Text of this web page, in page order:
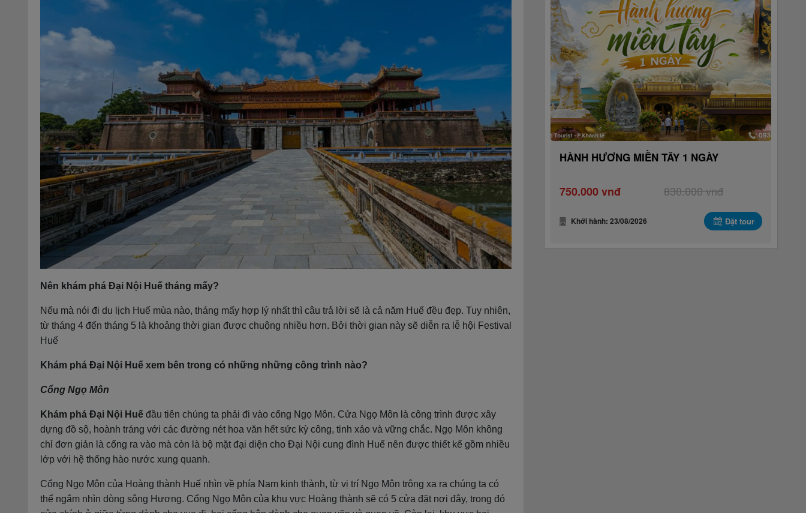
Nên khám phá Đại Nội Huế tháng mấy?
Nếu mà nói đi du lịch Huế mùa nào, tháng mấy hợp lý nhất thì câu trả lời sẽ là cả năm Huế đều đẹp. Tuy nhiên,
từ tháng 4 đến tháng 5 là khoảng thời gian được chuộng nhiều hơn. Bởi thời gian này sẽ diễn ra lễ hội Festival
Huế
Khám phá Đại Nội Huế xem bên trong có những những công trình nào?
Cổng Ngọ Môn
Khám phá Đại Nội Huế đầu tiên chúng ta phải đi vào cổng Ngọ Môn. Cửa Ngọ Môn là công trình được xây
dựng đồ sộ, hoành tráng với các đường nét hoa văn hết sức kỳ công, tinh xảo và vững chắc. Ngọ Môn không
chỉ đơn giản là cổng ra vào mà còn là bộ mặt đại diện cho Đại Nội cung đình Huế nên được thiết kế gồm nhiều
lớp với hệ thống hào nước xung quanh.
Cổng Ngọ Môn của Hoàng thành Huế nhìn về phía Nam kinh thành, từ vị trí Ngọ Môn trông xa ra chúng ta có
thể ngắm nhìn dòng sông Hương. Cổng Ngọ Môn của khu vực Hoàng thành sẽ có 5 cửa đặt nơi đây, trong đó
HÀNH HƯƠNG MIỀN TÂY 1 NGÀY
750.000 vnđ 830.000 vnđ
Khởi hành: 23/08/2026 Đặt tour